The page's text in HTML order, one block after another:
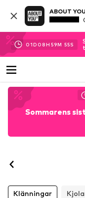
ABOUT
01D 08H 59M 54S
Sommarens
Klänningar